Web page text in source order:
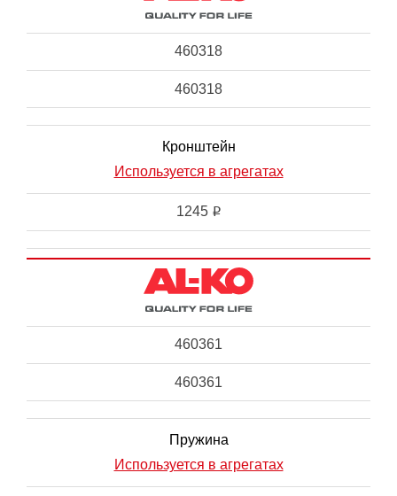
460318
460318
Кронштейн
Используется в агрегатах
1245 i
460361
460361
Пружина
Используется в агрегатах